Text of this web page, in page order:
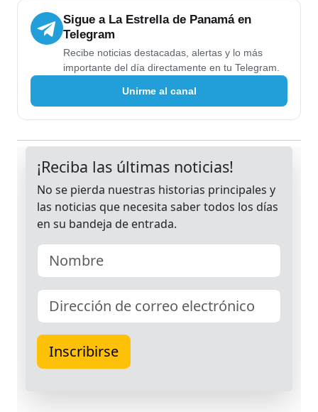
Sigue a La Estrella de Panamá en
Telegram
Recibe noticias destacadas, alertas y lo más
importante del día directamente en tu Telegram.
Unirme al canal